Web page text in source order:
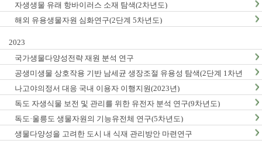
자생생물 유래 항바이러스 소재 탐색(2차년도)
해외 유용생물자원 심화연구(2단계 5차년도)
2023
국가생물다양성전략 재원 분석 연구
공생미생물 상호작용 기반 남세균 생장조절 유용성 탐색(2단계 1차년
도)
나고야의정서 대응 국내 이용자 이행지원(2023년)
독도 자생식물 보전 및 관리를 위한 유전자 분석 연구(9차년도)
독도·울릉도 생물자원의 기능유전체 연구(5차년도)
생물다양성을 고려한 도시 내 식재 관리방안 마련연구